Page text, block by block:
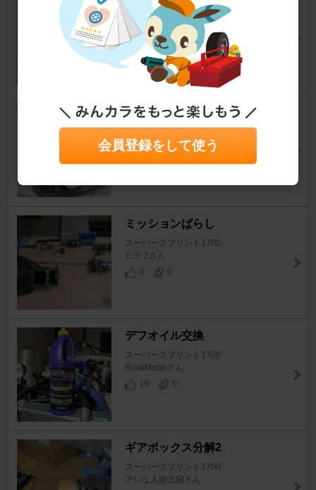
スーパースプリント1700
ヒデ.2さん
2
1
Ｆハブベアリング交換②
スーパースプリント1700
ss-kazuさん
ミッションばらし
スーパースプリント1700
ヒデ.2さん
0
0
デフオイル交換
スーパースプリント1700
RockMoonさん
16
0
ギアボックス分解2
スーパースプリント1700
アレな人@北国さん
会員登録をして使う